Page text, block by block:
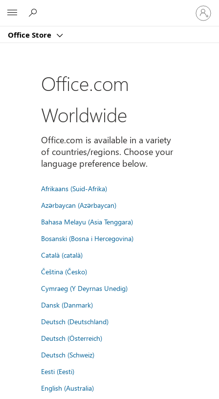
Office Store
Sign
in
to
account
Office.com
Worldwide
Office.com is available in a variety
of countries/regions. Choose your
language preference below.
Afrikaans (Suid-Afrika)
Azərbaycan (Azərbaycan)
Bahasa Melayu (Asia Tenggara)
Bosanski (Bosna i Hercegovina)
Català (català)
Čeština (Česko)
Cymraeg (Y Deyrnas Unedig)
Dansk (Danmark)
Deutsch (Deutschland)
Deutsch (Österreich)
Deutsch (Schweiz)
Eesti (Eesti)
English (Australia)